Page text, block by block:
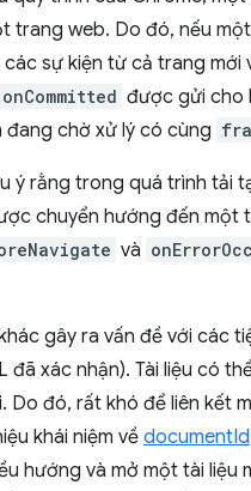
trang web. Do đó, nếu
sự kiện từ cả trang
onCommitted được gửi cho
đang chờ xử lý có cùng
ý rằng trong quá trình tải
chuyển hướng đến
và
gây ra vấn đề với các
đã xác nhận). Tài liệu có
Do đó, rất khó để liên kết
khái niệm về documentId
hướng và mở một tài liệu